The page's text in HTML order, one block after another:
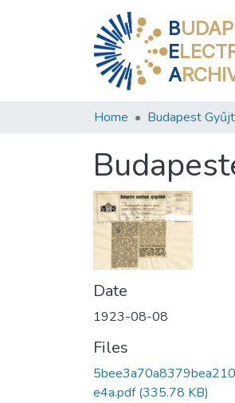
B
E
A
Home Budapest
Date
1923-08-08
Files
e4a.pdf(335.78 KB)